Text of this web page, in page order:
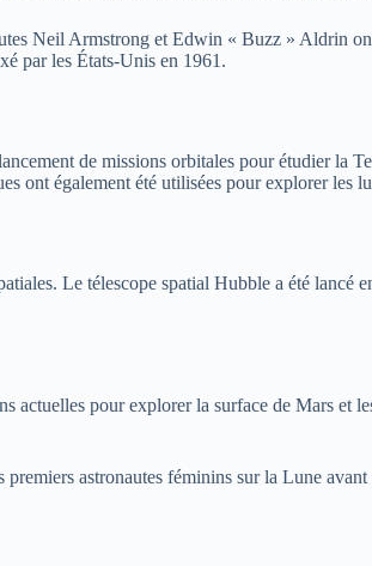
Neil Armstrong et Edwin « Buzz » Aldrin
par les États-Unis en 1961.
de missions orbitales pour étudier la
ont également été utilisées pour explorer les
Le télescope spatial Hubble a été
actuelles pour explorer la surface de Mars et
astronautes féminins sur la Lune